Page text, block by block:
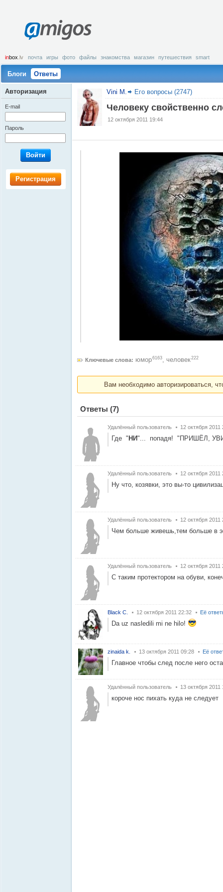
amigos
inbox .lv почта игры фото файлы знакомства магазин путешествия smart
Блоги Ответы
Vini M. Его вопросы (2747)
Человеку свойственно
12 октября 2011 19:44
Ключевые слова: юмор6163, человек222
Вам необходимо авторизироваться,
Ответы (7)
Удалённый пользователь 12 октября 2011
Где " НИ"... попадя! "ПРИШЁЛ,
Удалённый пользователь 12 октября 2011
Ну что, козявки, это вы-то
Удалённый пользователь 12 октября 2011
Чем больше живешь,тем больше в
Удалённый пользователь 12 октября 2011
С таким протектором на обуви,
Black C. 12 октября 2011 22:32 Её
Da uz nasledili mi ne hilo!
zinaida k. 13 октября 2011 09:28 Её
Главное чтобы след после него
Удалённый пользователь 13 октября 2011
короче нос пихать куда не следует
Авторизация
E-mail
Пароль
Войти
Регистрация